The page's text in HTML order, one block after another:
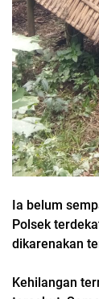
Ia belum
Polsek
dikarenakan
Kehilangan